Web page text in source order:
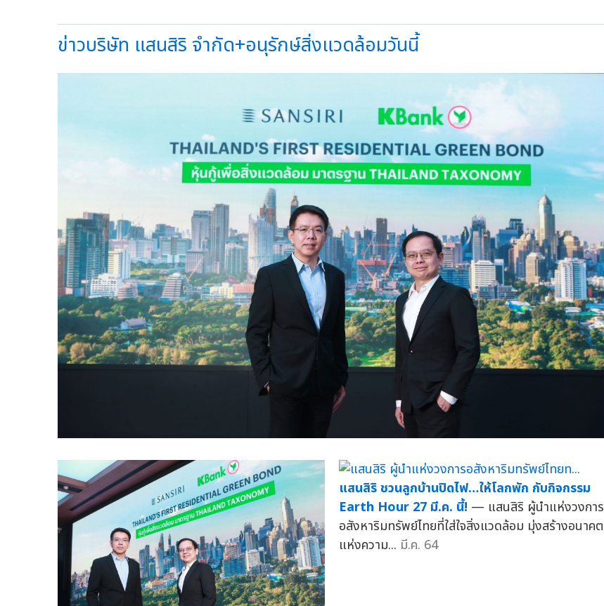
ข่าวบริษัท แสนสิริ จำกัด+อนุรักษ์สิ่งแวดล้อมวันนี้
แสนสิริ ชวนลูกบ้านปิดไฟ…ให้โลกพัก กับกิจกรรม
Earth Hour 27 มี.ค. นี้! — แสนสิริ ผู้นำแห่งวงการ
อสังหาริมทรัพย์ไทยที่ใส่ใจสิ่งแวดล้อม มุ่งสร้างอนาคต
แห่งความ... มี.ค. 64